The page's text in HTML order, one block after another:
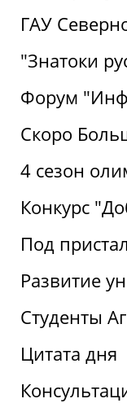
ГАУ
"Знатоки
Форум
Скоро
4 сезон
Конкурс
Под
Развитие
Студенты
Цитата дня